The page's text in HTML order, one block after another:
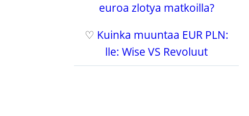
euroa zlotya matkoilla?
♡ Kuinka muuntaa EUR PLN:
lle: Wise VS Revoluut